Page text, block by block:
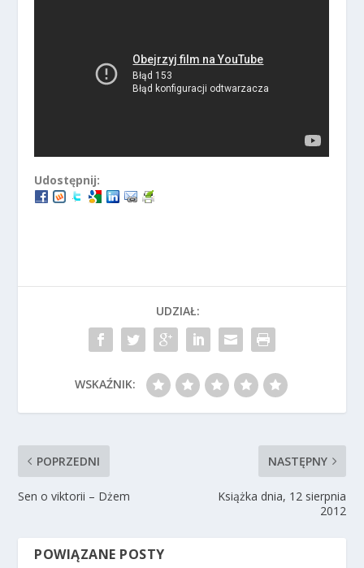
Udostępnij:
UDZIAŁ:
WSKAŹNIK:
POPRZEDNI
Sen o viktorii – Dżem
NASTĘPNY
Książka dnia, 12 sierpnia
2012
POWIĄZANE POSTY